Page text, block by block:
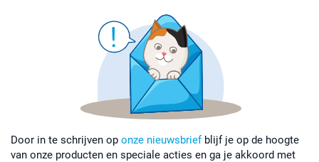
Door in te schrijven op onze nieuwsbriefblijf je op de hoogte
van onze producten en speciale acties en ga je akkoord met